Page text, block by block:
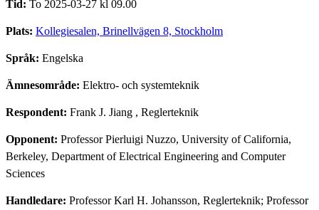
Tid: To 2025-03-27 kl 09.00
Plats: Kollegiesalen, Brinellvägen 8, Stockholm
Språk: Engelska
Ämnesområde: Elektro- och systemteknik
Respondent: Frank J. Jiang , Reglerteknik
Opponent: Professor Pierluigi Nuzzo, University of California,
Berkeley, Department of Electrical Engineering and Computer
Sciences
Handledare: Professor Karl H. Johansson, Reglerteknik; Professor